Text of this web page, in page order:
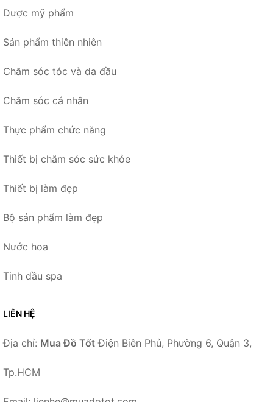
Dược mỹ phẩm
Sản phẩm thiên nhiên
Chăm sóc tóc và da đầu
Chăm sóc cá nhân
Thực phẩm chức năng
Thiết bị chăm sóc sức khỏe
Thiết bị làm đẹp
Bộ sản phẩm làm đẹp
Nước hoa
Tinh dầu spa
LIÊN HỆ
Địa chỉ: Mua Đồ Tốt Điện Biên Phủ, Phường 6, Quận 3,
Tp.HCM